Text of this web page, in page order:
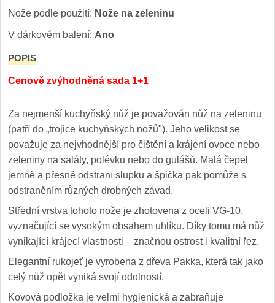
Nože podle použití: Nože na zeleninu
V dárkovém balení: Ano
POPIS
Cenově zvýhodněná sada 1+1
Za nejmenší kuchyňský nůž je považován nůž na zeleninu
(patří do „trojice kuchyňských nožů"). Jeho velikost se
považuje za nejvhodnější pro čištění a krájení ovoce nebo
zeleniny na saláty, polévku nebo do gulášů. Malá čepel
jemně a přesně odstraní slupku a špička pak pomůže s
odstraněním různých drobných závad.
Střední vrstva tohoto nože je zhotovena z oceli VG-10,
vyznačující se vysokým obsahem uhlíku. Díky tomu má nůž
vynikající krájecí vlastnosti – značnou ostrost i kvalitní řez.
Elegantní rukojeť je vyrobena z dřeva Pakka, která tak jako
celý nůž opět vyniká svojí odolností.
Kovová podložka je velmi hygienická a zabraňuje